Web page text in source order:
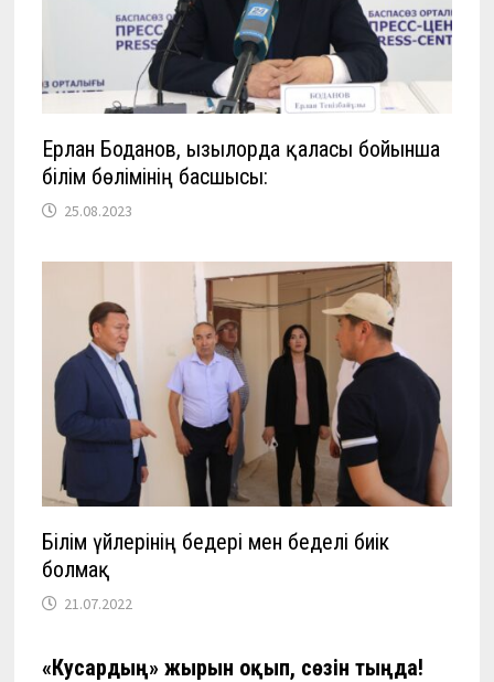
Ерлан Боданов, Қызылорда қаласы бойынша
білім бөлімінің басшысы:
25.08.2023
Білім үйлерінің бедері мен беделі биік
болмақ
21.07.2022
«Кәусардың» жырын оқып, сөзін тыңда!